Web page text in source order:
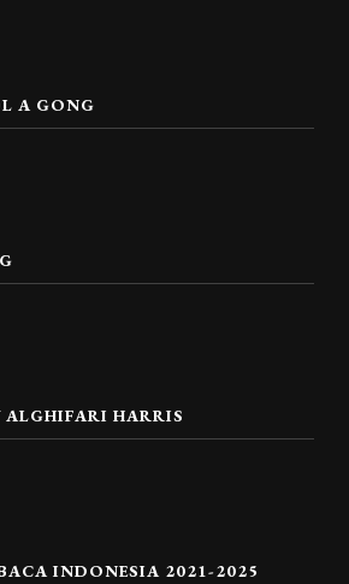
A GONG
HARRIS
INDONESIA 2021-2025